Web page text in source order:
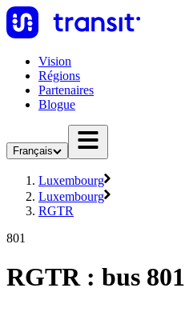
Vision
Régions
Partenaires
Blogue
Français
Luxembourg
Luxembourg
RGTR
801
RGTR : bus 801